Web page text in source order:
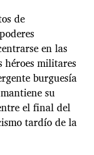
de
en las
héroes militares
burguesía
su
el final del
tardío de la